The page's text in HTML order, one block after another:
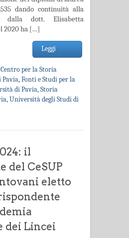
dando continuità alla
dalla dott. Elisabetta
2020 ha […]
Leggi
Centro per la Storia
Pavia,Fonti e Studi per la
di Pavia,Storia
,Università degli Studi di
il
del CeSUP
eletto
dei Lincei